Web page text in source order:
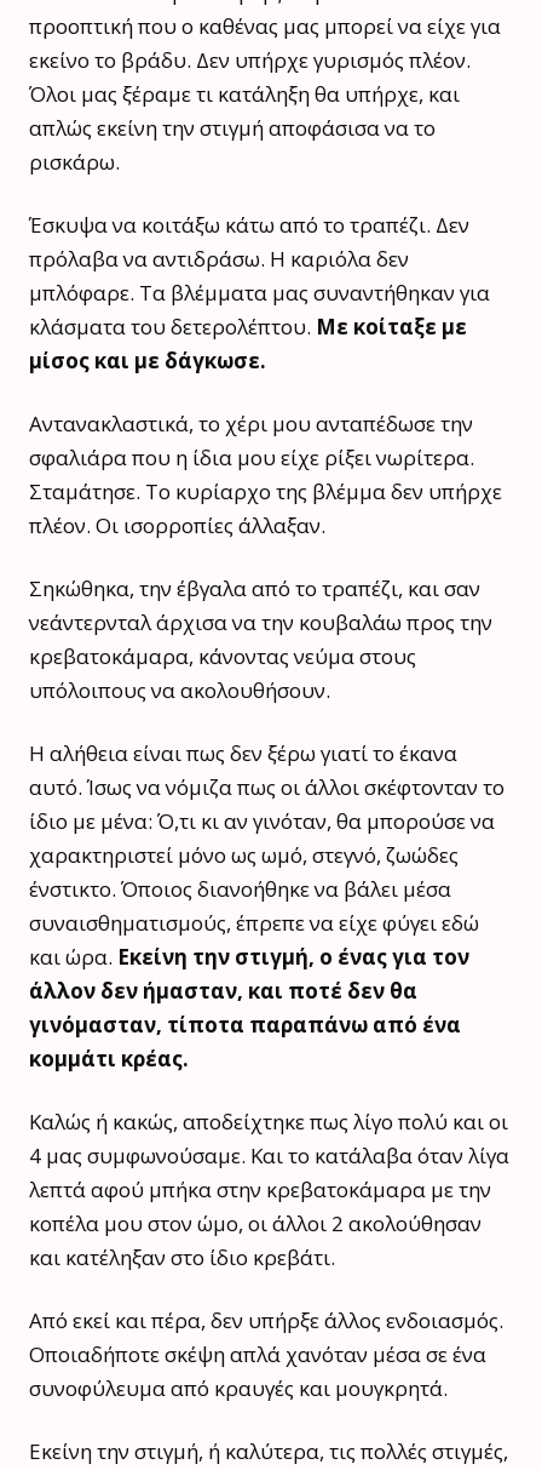
προοπτική που ο καθένας μας μπορεί να είχε για
εκείνο το βράδυ. Δεν υπήρχε γυρισμός πλέον.
Όλοι μας ξέραμε τι κατάληξη θα υπήρχε, και
απλώς εκείνη την στιγμή αποφάσισα να το
ρισκάρω.
Έσκυψα να κοιτάξω κάτω από το τραπέζι. Δεν
πρόλαβα να αντιδράσω. Η καριόλα δεν
μπλόφαρε. Τα βλέμματα μας συναντήθηκαν για
κλάσματα του δετερολέπτου. Με κοίταξε με
μίσος και με δάγκωσε.
Αντανακλαστικά, το χέρι μου ανταπέδωσε την
σφαλιάρα που η ίδια μου είχε ρίξει νωρίτερα.
Σταμάτησε. Το κυρίαρχο της βλέμμα δεν υπήρχε
πλέον. Οι ισορροπίες άλλαξαν.
Σηκώθηκα, την έβγαλα από το τραπέζι, και σαν
νεάντερνταλ άρχισα να την κουβαλάω προς την
κρεβατοκάμαρα, κάνοντας νεύμα στους
υπόλοιπους να ακολουθήσουν.
Η αλήθεια είναι πως δεν ξέρω γιατί το έκανα
αυτό. Ίσως να νόμιζα πως οι άλλοι σκέφτονταν το
ίδιο με μένα: Ό,τι κι αν γινόταν, θα μπορούσε να
χαρακτηριστεί μόνο ως ωμό, στεγνό, ζωώδες
ένστικτο. Όποιος διανοήθηκε να βάλει μέσα
συναισθηματισμούς, έπρεπε να είχε φύγει εδώ
και ώρα. Εκείνη την στιγμή, ο ένας για τον
άλλον δεν ήμασταν, και ποτέ δεν θα
γινόμασταν, τίποτα παραπάνω από ένα
κομμάτι κρέας.
Καλώς ή κακώς, αποδείχτηκε πως λίγο πολύ και οι
4 μας συμφωνούσαμε. Και το κατάλαβα όταν λίγα
λεπτά αφού μπήκα στην κρεβατοκάμαρα με την
κοπέλα μου στον ώμο, οι άλλοι 2 ακολούθησαν
και κατέληξαν στο ίδιο κρεβάτι.
Από εκεί και πέρα, δεν υπήρξε άλλος ενδοιασμός.
Οποιαδήποτε σκέψη απλά χανόταν μέσα σε ένα
συνοφύλευμα από κραυγές και μουγκρητά.
Εκείνη την στιγμή, ή καλύτερα, τις πολλές στιγμές,